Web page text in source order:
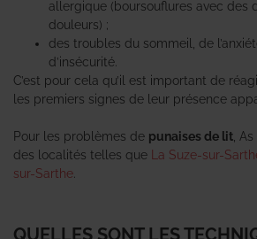
allergique (boursouflures avec des
douleurs) ;
des troubles du sommeil, de
d’insécurité.
C’est pour cela qu’il est important de
les premiers signes de leur présence
Pour les problèmes de punaises de lit ,
des localités telles que
La Suze-sur-
sur-Sarthe
QUELLES SONT LES